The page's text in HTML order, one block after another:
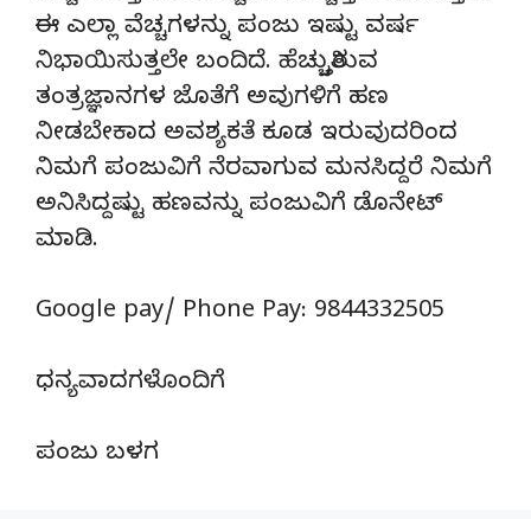
ಈ ಎಲ್ಲಾ ವೆಚ್ಚಗಳನ್ನು ಪಂಜು ಇಷ್ಟು ವರ್ಷ
ನಿಭಾಯಿಸುತ್ತಲೇ ಬಂದಿದೆ. ಹೆಚ್ಚುತ್ತಿರುವ
ತಂತ್ರಜ್ಞಾನಗಳ ಜೊತೆಗೆ ಅವುಗಳಿಗೆ ಹಣ
ನೀಡಬೇಕಾದ ಅವಶ್ಯಕತೆ ಕೂಡ ಇರುವುದರಿಂದ
ನಿಮಗೆ ಪಂಜುವಿಗೆ ನೆರವಾಗುವ ಮನಸಿದ್ದರೆ ನಿಮಗೆ
ಅನಿಸಿದ್ದಷ್ಟು ಹಣವನ್ನು ಪಂಜುವಿಗೆ ಡೊನೇಟ್‌
ಮಾಡಿ.
Google pay/ Phone Pay: 9844332505
ಧನ್ಯವಾದಗಳೊಂದಿಗೆ
ಪಂಜು ಬಳಗ